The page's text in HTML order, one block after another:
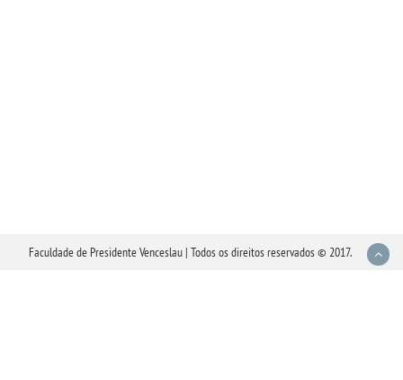
Faculdade de Presidente Venceslau | Todos os direitos reservados © 2017.